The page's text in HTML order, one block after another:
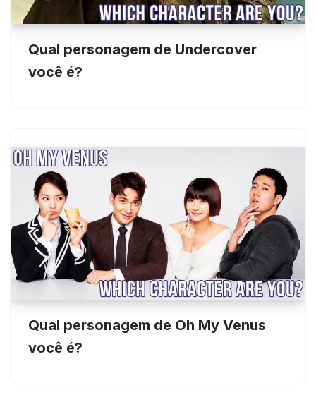
Qual personagem de Undercover
você é?
Qual personagem de Oh My Venus
você é?